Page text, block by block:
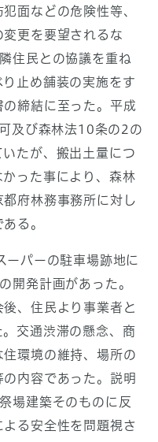
面などの危険性等、
更を要望されるな
住民との協議を重ね
止め舗装の実施をす
締結に至った。平成
及び森林法10条の2の
たが、搬出土量につ
った事により、森林
府林務事務所に対し
る。
パーの駐車場跡地に
開発計画があった。
、住民より事業者と
交通渋滞の懸念、商
環境の維持、場所の
内容であった。説明
場建築そのものに反
る安全性を問題視さ